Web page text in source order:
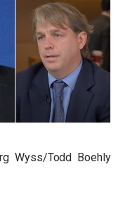
Wyss/Todd Boehly